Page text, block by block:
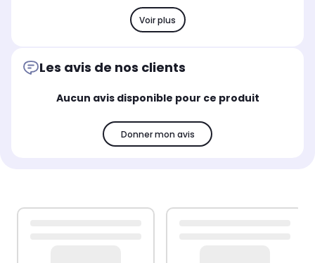
Voir plus
Les avis de nos clients
Aucun avis disponible pour ce produit
Donner mon avis